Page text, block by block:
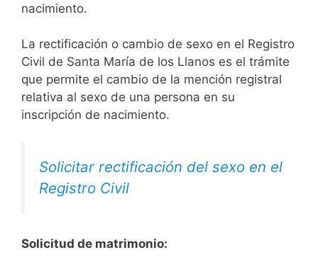
nacimiento.
La rectificación o cambio de sexo en el Registro
Civil de Santa María de los Llanos es el trámite
que permite el cambio de la mención registral
relativa al sexo de una persona en su
inscripción de nacimiento.
Solicitar rectificación del sexo en el
Registro Civil
Solicitud de matrimonio: